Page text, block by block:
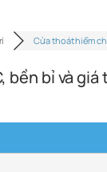
Cửa thoát hiểm
bền bỉ và giá